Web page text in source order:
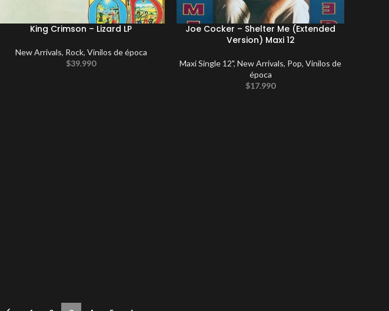
King Crimson – Lizard LP
New Arrivals, Rock, Vinilos de época
$39.990
Joe Cocker – Shelter Me (Extended
Version) Maxi 12
Maxi Single 12",New Arrivals, Pop,Vinilos de
época
$17.990